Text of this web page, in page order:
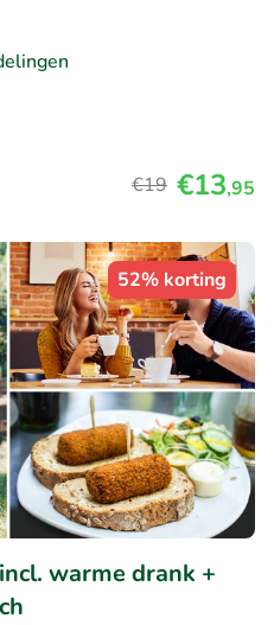
€19 €13,95
52% korting
warme drank +